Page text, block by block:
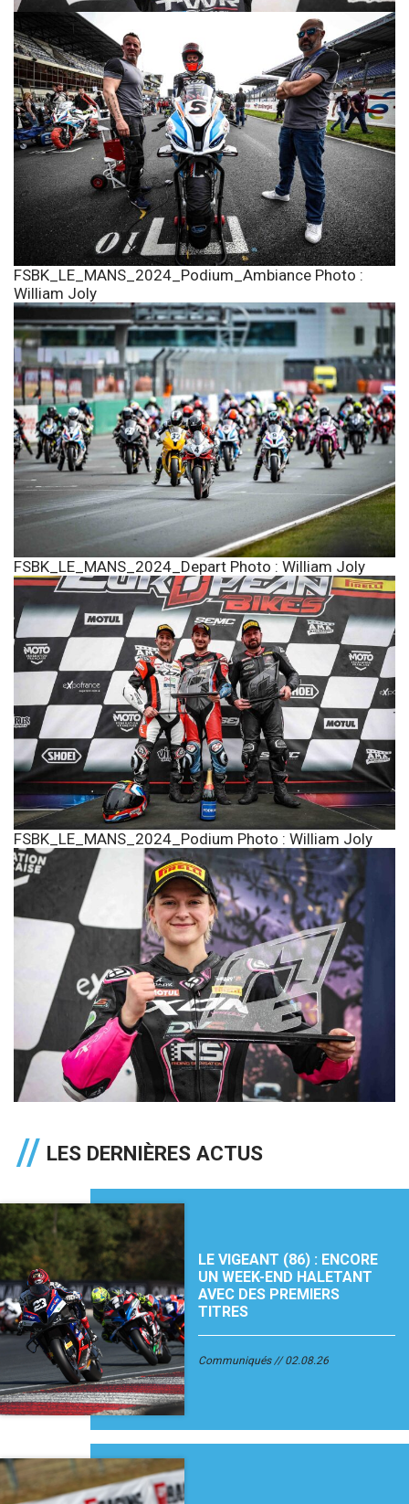
FSBK_LE_MANS_2024_Podium_Ambiance Photo :
William Joly
FSBK_LE_MANS_2024_Depart Photo : William Joly
FSBK_LE_MANS_2024_Podium Photo : William Joly
LES DERNIÈRES ACTUS
LE VIGEANT (86) : ENCORE
UN WEEK-END HALETANT
AVEC DES PREMIERS
TITRES
Communiqués 02.08.26